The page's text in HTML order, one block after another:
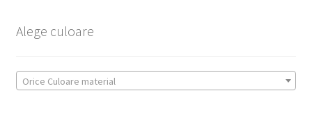
Alege culoare
Orice Culoare material